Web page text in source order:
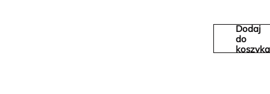
Dodaj
do
koszyka